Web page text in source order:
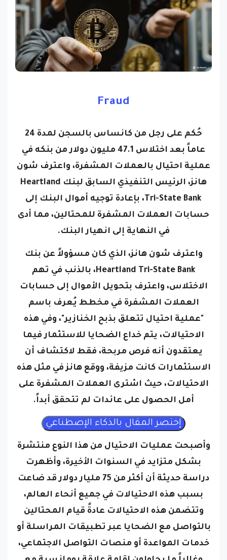
Fraud
حُكم على رجل من كانساس بالسجن لمدة 24
عاماً بعد اختلاس 47.1 مليون دولار من بنكه في
عملية احتيال بالعملات المشفرة، واعترف شون
هانز، الرئيس التنفيذي السابق لبنك Heartland
Tri-State Bank، بإعادة توجيه أموال البنك إلى
حسابات العملات المشفرة للمحتالين، مما أدى
في النهاية إلى انهيار البنك.
واعترف شون هانز، الذي كان مسؤولاً عن بنك
Heartland Tri-State Bank، بالذنب في تهم
الاختلاس، واعترف بتحويل الأموال إلى حسابات
العملات المشفرة في مخطط يُعرف باسم
"عملية احتيال تتعلق بذبح الخنازير"، وفي هذه
الاحتيالات، يتم خداع الضحايا للاستثمار فيما
يعتقدون أنه فرص مربحة، فقط لاكتشاف أن
الاستثمارات كانت مزيفة، ووقع هانز في مثل هذه
الاحتيالات، حيث اشترى العملات المشفرة على
أمل الحصول على عائدات لم تتحقق أبداً.
وأصبحت عمليات الاحتيال من هذا النوع منتشرة
بشكل متزايد في السنوات الأخيرة، وأظهرت
دراسة حديثة أن أكثر من 75 مليار دولار قد ضاعت
بسبب هذه الاحتيالات في جميع أنحاء العالم،
وتتضمن هذه الاحتيالات عادةً قيام المحتالين
بالتواصل مع الضحايا عبر تطبيقات المراسلة أو
خدمات المواعدة أو منصات التواصل الاجتماعي،